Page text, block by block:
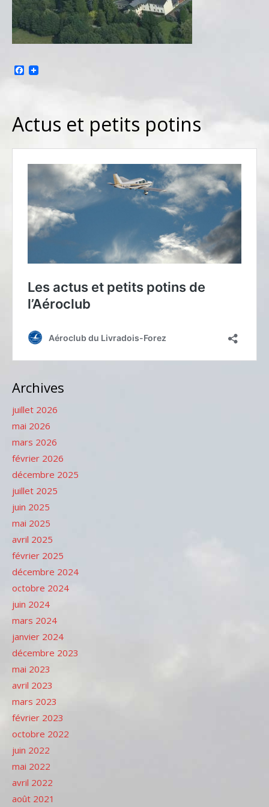
Facebook
Actus et petits potins
Archives
juillet 2026
mai 2026
mars 2026
février 2026
décembre 2025
juillet 2025
juin 2025
mai 2025
avril 2025
février 2025
décembre 2024
octobre 2024
juin 2024
mars 2024
janvier 2024
décembre 2023
mai 2023
avril 2023
mars 2023
février 2023
octobre 2022
juin 2022
mai 2022
avril 2022
août 2021